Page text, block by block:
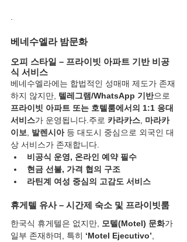
베네수엘라 밤문화
오피 스타일 – 프라이빗 아파트 기반 비공
식 서비스
베네수엘라에는 합법적인 성매매 제도가 존재
하지 않지만, 텔레그램/WhatsApp 기반으로
프라이빗 아파트 또는 호텔룸에서의 1:1 응대
서비스가 운영됩니다.주로 카라카스 마라카
이보
발렌시아 등 대도시 중심으로 외국인 대
상 서비스가 존재합니다.
비공식 운영, 온라인 예약 필수
현금 선불, 가격 협의 구조
라틴계 여성 중심의 고감도 서비스
휴게텔 유사 – 시간제 숙소 및 프라이빗룸
한국식 휴게텔은 없지만, 모텔(Motel) 문화가
일부 존재하며, 특히 ‘Motel Ejecutivo’